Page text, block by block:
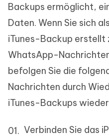
Backups ermöglicht,
Daten. Wenn Sie sich
iTunes-Backup erstellt
WhatsApp-
befolgen Sie die
Nachrichten durch
iTunes-Backups
Verbinden Sie das